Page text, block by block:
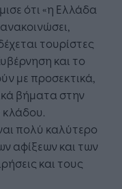
ότι «η Ελλάδα
τουρίστες
και το
με προσεκτικά,
βήματα στην
κλάδου.
πολύ καλύτερο
αφίξεων και των
και τους